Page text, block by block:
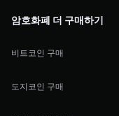
암호화폐 더 구매하기
비트코인 구매
도지코인 구매